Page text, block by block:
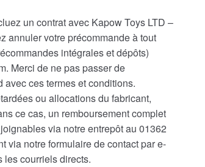
un contrat avec Kapow Toys LTD –
annuler votre précommande à tout
intégrales et dépôts)
Merci de ne pas passer de
avec ces termes et conditions.
ou allocations du fabricant,
ce cas, un remboursement complet
via notre entrepôt au 01362
via notre formulaire de contact par e-
les courriels directs.